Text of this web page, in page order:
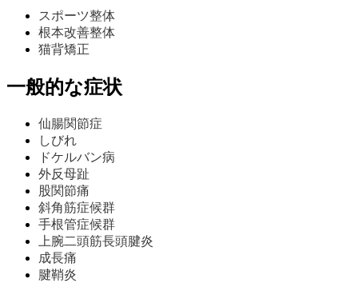
スポーツ整体
根本改善整体
猫背矯正
一般的な症状
仙腸関節症
しびれ
ドケルバン病
外反母趾
股関節痛
斜角筋症候群
手根管症候群
上腕二頭筋長頭腱炎
成長痛
腱鞘炎